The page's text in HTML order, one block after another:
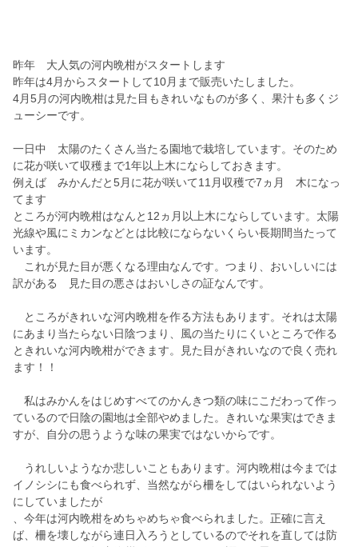
昨年 大人気の河内晩柑がスタートします
昨年は4月からスタートして10月まで販売いたしました。
4月5月の河内晩柑は見た目もきれいなものが多く、果汁も多くジ
ューシーです。
一日中 太陽のたくさん当たる園地で栽培しています。そのため
に花が咲いて収穫まで1年以上木にならしておきます。
例えば みかんだと5月に花が咲いて11月収穫で7ヵ月 木になっ
てます
ところが河内晩柑はなんと12ヵ月以上木にならしています。太陽
光線や風にミカンなどとは比較にならないくらい長期間当たって
います。
これが見た目が悪くなる理由なんです。つまり、おいしいには
訳がある 見た目の悪さはおいしさの証なんです。
ところがきれいな河内晩柑を作る方法もあります。それは太陽
にあまり当たらない日陰つまり、風の当たりにくいところで作る
ときれいな河内晩柑ができます。見た目がきれいなので良く売れ
ます！！
私はみかんをはじめすべてのかんきつ類の味にこだわって作っ
ているので日陰の園地は全部やめました。きれいな果実はできま
すが、自分の思うような味の果実ではないからです。
うれしいようなか悲しいこともあります。河内晩柑は今までは
イノシシにも食べられず、当然ながら柵をしてはいられないよう
にしていましたが
、今年は河内晩柑をめちゃめちゃ食べられました。正確に言え
ば、柵を壊しながら連日入ろうとしているのでそれを直しては防